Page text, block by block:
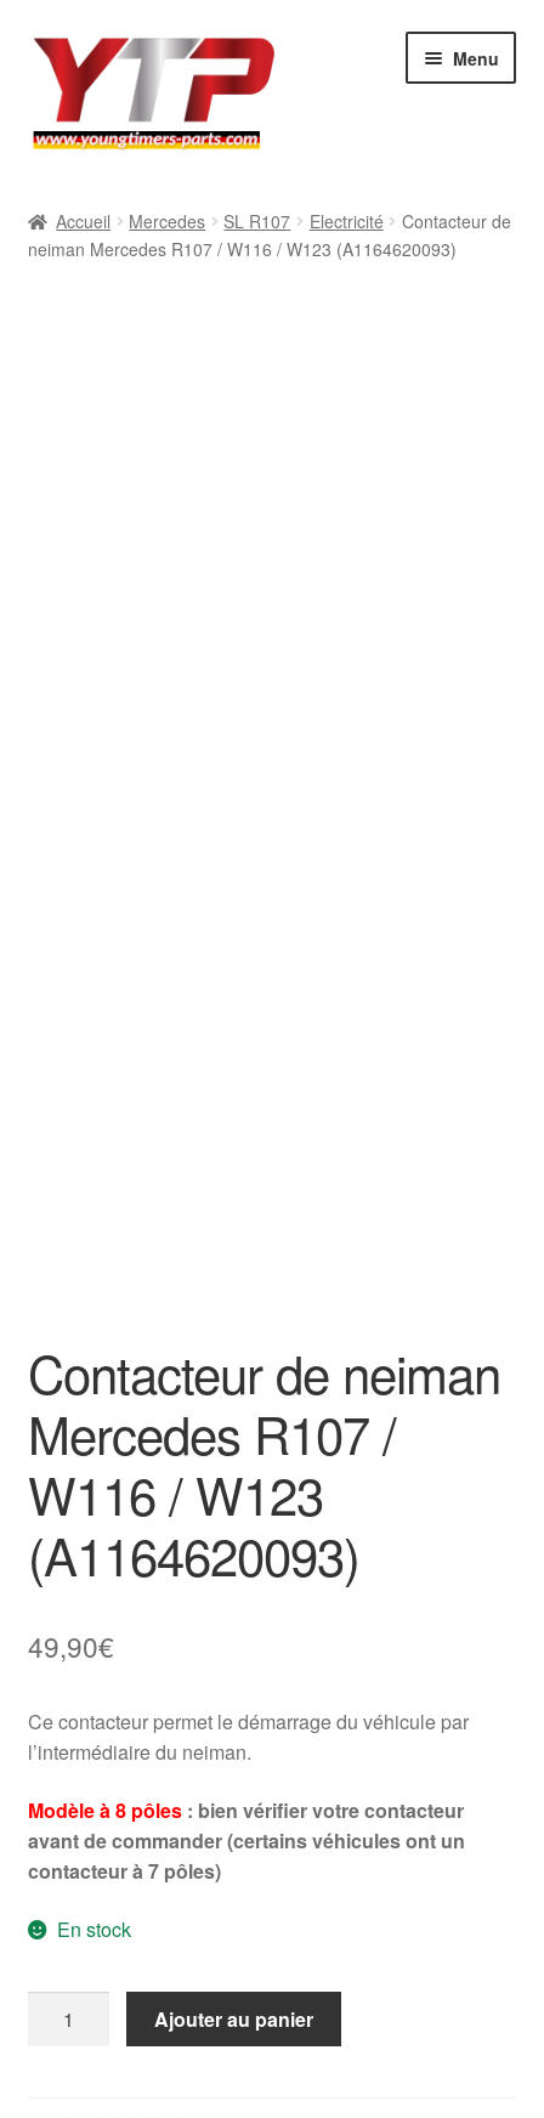
Aller
navigation
Aller
contenu
Menu
BMW
Accueil Mercedes SL R107 Electricité
Contacteur de
neiman Mercedes R107 / W116 / W123 (A1164620093)
Contacteur de neiman
Mercedes R107 /
W116 / W123
(A1164620093)
49,90€
Ce contacteur permet le démarrage du véhicule par
l’intermédiaire du neiman.
Modèle à 8 pôles: bien vérifier votre contacteur
avant de commander (certains véhicules ont un
contacteur à 7 pôles)
En stock
Ajouter au panier